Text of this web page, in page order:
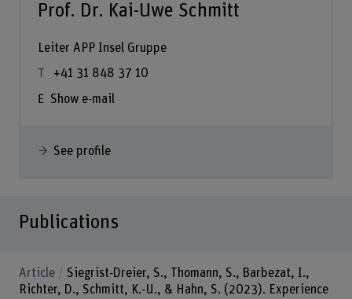
Prof. Dr. Kai-Uwe Schmitt
Leiter APP Insel Gruppe
+41 31 848 37 10
Show e-mail
See profile
Publications
Article
Siegrist‐Dreier, S., Thomann, S., Barbezat, I.,
Richter, D., Schmitt, K.-U., & Hahn, S. (2023). Experience